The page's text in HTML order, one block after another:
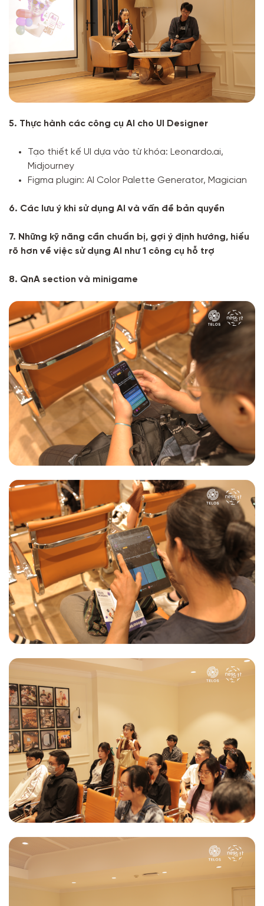
5. Thực hành các công cụ AI cho UI Designer
Tạo thiết kế UI dựa vào từ khóa: Leonardo.ai,
Midjourney
Figma plugin: AI Color Palette Generator, Magician
6. Các lưu ý khi sử dụng AI và vấn đề bản quyền
7. Những kỹ năng cần chuẩn bị, gợi ý định hướng, hiểu
rõ hơn về việc sử dụng AI như 1 công cụ hỗ trợ
8. QnA section và minigame